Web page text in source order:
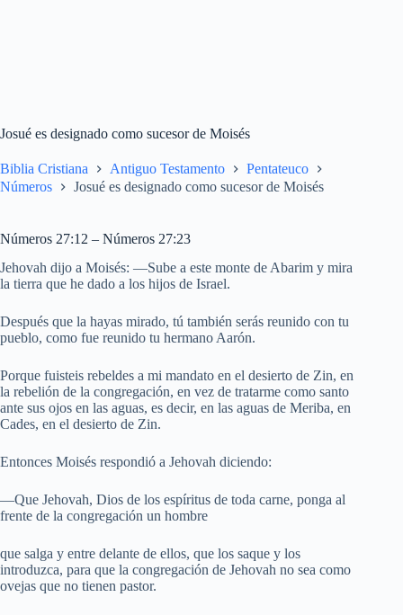
Josué es designado como sucesor de Moisés
Biblia Cristiana Antiguo Testamento
Pentateuco
Números
Josué es designado como sucesor de Moisés
Números 27:12 – Números 27:23
Jehovah dijo a Moisés: —Sube a este monte de Abarim y mira
la tierra que he dado a los hijos de Israel.
Después que la hayas mirado, tú también serás reunido con tu
pueblo, como fue reunido tu hermano Aarón.
Porque fuisteis rebeldes a mi mandato en el desierto de Zin, en
la rebelión de la congregación, en vez de tratarme como santo
ante sus ojos en las aguas, es decir, en las aguas de Meriba, en
Cades, en el desierto de Zin.
Entonces Moisés respondió a Jehovah diciendo:
—Que Jehovah, Dios de los espíritus de toda carne, ponga al
frente de la congregación un hombre
que salga y entre delante de ellos, que los saque y los
introduzca, para que la congregación de Jehovah no sea como
ovejas que no tienen pastor.